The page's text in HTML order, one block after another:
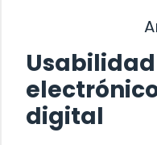
Usabilidad
digital